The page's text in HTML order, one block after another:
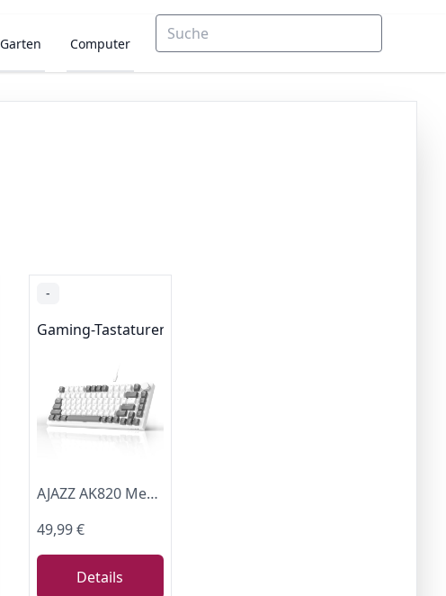
Garten Computer
-
Gaming-Tastaturen
AJAZZ AK820 Mechanical Keyboard, 75% Hot Swappable Wired Keyboard with Volume Control Knob, QWERTY Layout, PBT Keycaps, Five-Layer Sound Insulation Pad, 82-Key Gaming Keyboard, Grey White
49,99 €
Details